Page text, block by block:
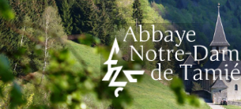
Aller
au
contenu.
|
Aller
à
la
navigation
Outils
personnels
Chercher par
Recherche
avancée…